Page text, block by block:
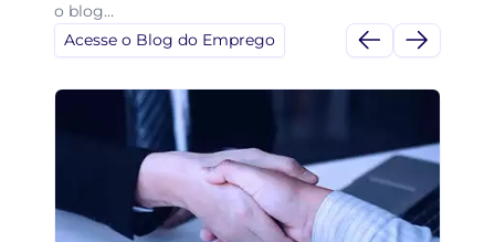
o blog…
Acesse o Blog do Emprego